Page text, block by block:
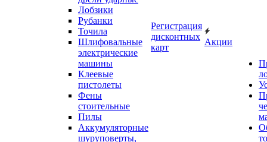
Лобзики
Рубанки
Точила
Шлифовальные
электрические
машины
Клеевые
пистолеты
Фены
стоительные
Пилы
Аккумуляторные
шуруповерты,
Регистрация
дисконтных
карт
Акции